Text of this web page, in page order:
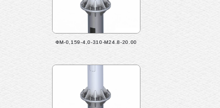
ФМ-0,159-4,0-310-М24.8-20.00